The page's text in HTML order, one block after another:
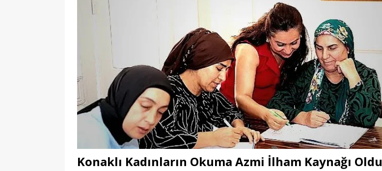
Konaklı Kadınların Okuma Azmi İlham Kaynağı Oldu